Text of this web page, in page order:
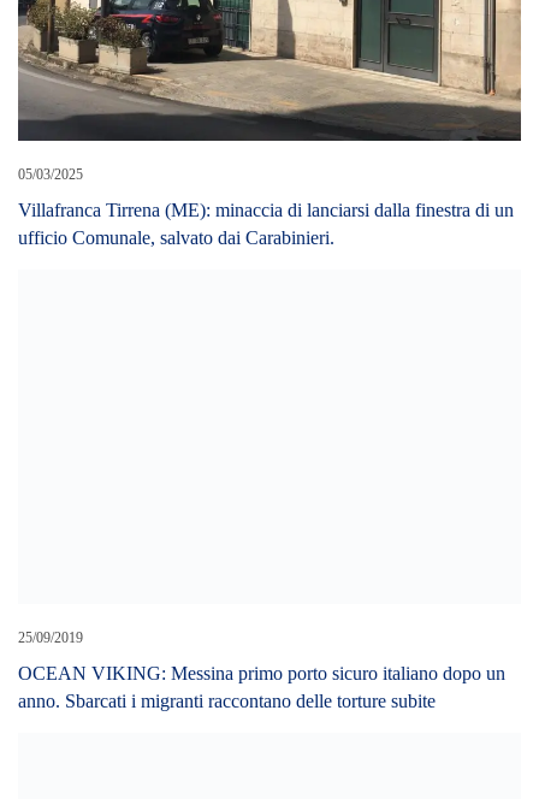
05/03/2025
Villafranca Tirrena (ME): minaccia di lanciarsi dalla finestra di un
ufficio Comunale, salvato dai Carabinieri.
25/09/2019
OCEAN VIKING: Messina primo porto sicuro italiano dopo un
anno. Sbarcati i migranti raccontano delle torture subite